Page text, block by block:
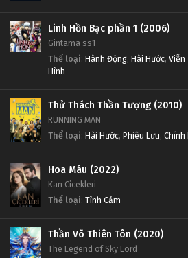
Linh Hồn Bạc phần 1 (2006)
Gintama ss1
Thể loại: Hành Động, Hài Hước, Viễn
Hình
Thử Thách Thần Tượng (2010)
RUNNING MAN
Thể loại: Hài Hước, Phiêu Lưu, Chính
Hoa Máu (2022)
Kan Cicekleri
Thể loại: Tình Cảm
Thần Võ Thiên Tôn (2020)
The Legend of Sky Lord